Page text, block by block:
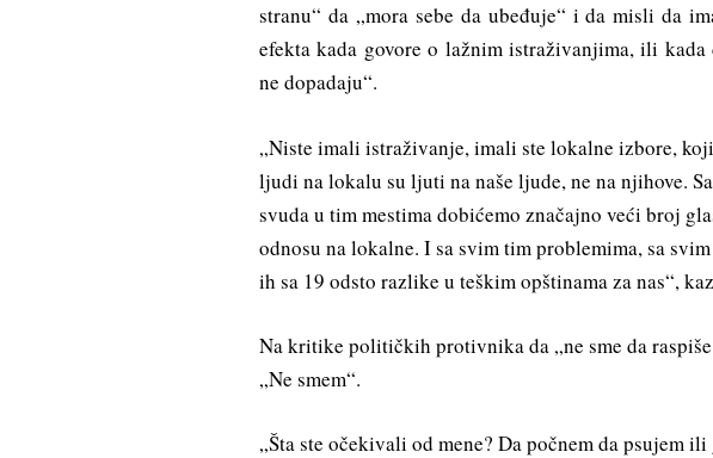
stranu“ da „mora sebe da ubeđuje“ i da misli da
efekta kada govore o lažnim istraživanjima, ili
ne dopadaju“.
„Niste imali istraživanje, imali ste lokalne izbore,
ljudi na lokalu su ljuti na naše ljude, ne na njihove.
svuda u tim mestima dobićemo značajno veći broj
odnosu na lokalne. I sa svim tim problemima, sa
ih sa 19 odsto razlike u teškim opštinama za nas“,
Na kritike političkih protivnika da „ne sme da
„Ne smem“.
„Šta ste očekivali od mene? Da počnem da psujem